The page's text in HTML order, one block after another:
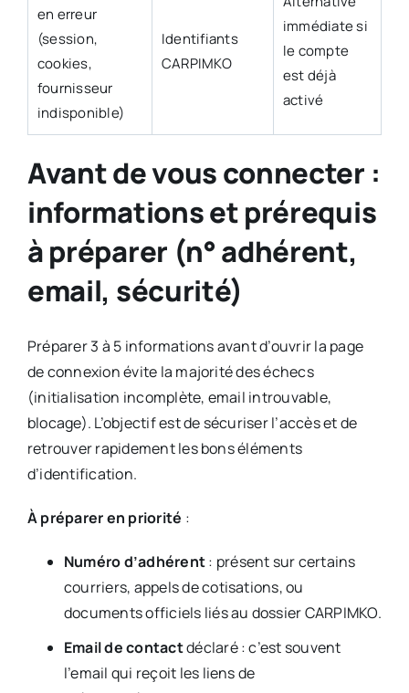
en erreur
(session,
cookies,
fournisseur
indisponible)
Identifiants
CARPIMKO
immédiate si
le compte
est déjà
activé
Avant de vous connecter :
informations et prérequis
à préparer (n° adhérent,
email, sécurité)
Préparer 3 à 5 informations avant d’ouvrir la page
de connexion évite la majorité des échecs
(initialisation incomplète, email introuvable,
blocage). L’objectif est de sécuriser l’accès et de
retrouver rapidement les bons éléments
d’identification.
À préparer en priorité :
Numéro d’adhérent: présent sur certains
courriers, appels de cotisations, ou
documents officiels liés au dossier CARPIMKO.
Email de contactdéclaré : c’est souvent
l’email qui reçoit les liens de